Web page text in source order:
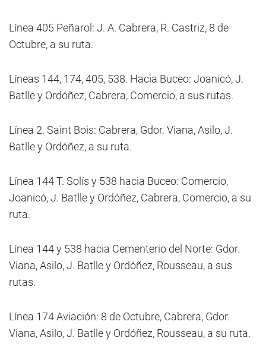
Línea 405 Peñarol: J. A. Cabrera, R. Castriz, 8 de
Octubre, a su ruta.
Líneas 144, 174, 405, 538. Hacia Buceo: Joanicó, J.
Batlle y Ordóñez, Cabrera, Comercio, a sus rutas.
Línea 2. Saint Bois: Cabrera, Gdor. Viana, Asilo, J.
Batlle y Ordóñez, a su ruta.
Línea 144 T. Solís y 538 hacia Buceo: Comercio,
Joanicó, J. Batlle y Ordóñez, Cabrera, Comercio, a su
ruta.
Línea 144 y 538 hacia Cementerio del Norte: Gdor.
Viana, Asilo, J. Batlle y Ordóñez, Rousseau, a sus
rutas.
Línea 174 Aviación: 8 de Octubre, Cabrera, Gdor.
Viana, Asilo, J. Batlle y Ordóñez, Rousseau, a su ruta.